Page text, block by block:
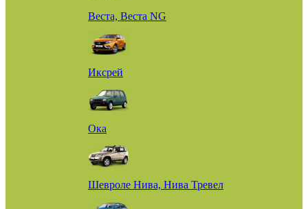
Веста, Веста NG
Иксрей
Ока
Шевроле Нива, Нива Тревел